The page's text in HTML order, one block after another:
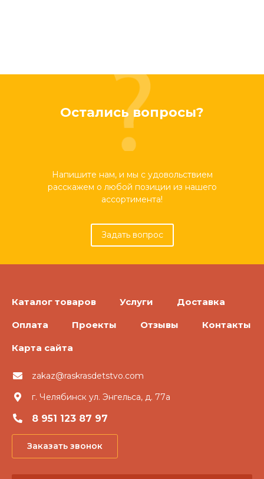
Остались вопросы?
Напишите нам, и мы с удовольствием
расскажем о любой позиции из нашего
ассортимента!
Задать вопрос
Каталог товаров Услуги Доставка
Оплата Проекты Отзывы Контакты
Карта сайта
zakaz@raskrasdetstvo.com
г. Челябинск ул. Энгельса, д. 77а
8 951 123 87 97
Заказать звонок